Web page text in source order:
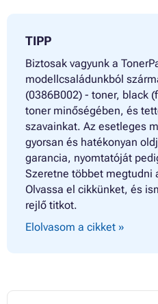
TIPP
Biztosak vagyunk a
modellcsaládunkból
(0386B002) - toner, black
toner minőségében, és
szavainkat. Az esetleges
gyorsan és hatékonyan
garancia, nyomtatóját
Szeretne többet megtudni
Olvassa el cikkünket, és
rejlő titkot.
Elolvasom a cikket »